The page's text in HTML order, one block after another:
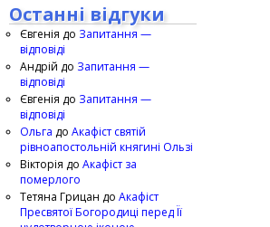
Останні відгуки
Євгенія до Запитання —
відповіді
Андрій до Запитання —
відповіді
Євгенія до Запитання —
відповіді
Ольга до Акафіст святій
рівноапостольній княгині Ользі
Вікторія до Акафіст за
померлого
Тетяна Грицан до Акафіст
Пресвятої Богородиці перед Її